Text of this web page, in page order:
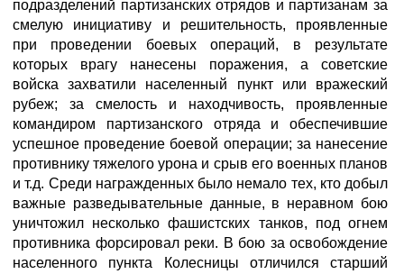
подразделений партизанских отрядов и партизанам за
смелую инициативу и решительность, проявленные
при проведении боевых операций, в результате
которых врагу нанесены поражения, а советские
войска захватили населенный пункт или вражеский
рубеж; за смелость и находчивость, проявленные
командиром партизанского отряда и обеспечившие
успешное проведение боевой операции; за нанесение
противнику тяжелого урона и срыв его военных планов
и т.д. Среди награжденных было немало тех, кто добыл
важные разведывательные данные, в неравном бою
уничтожил несколько фашистских танков, под огнем
противника форсировал реки. В бою за освобождение
населенного пункта Колесницы отличился старший